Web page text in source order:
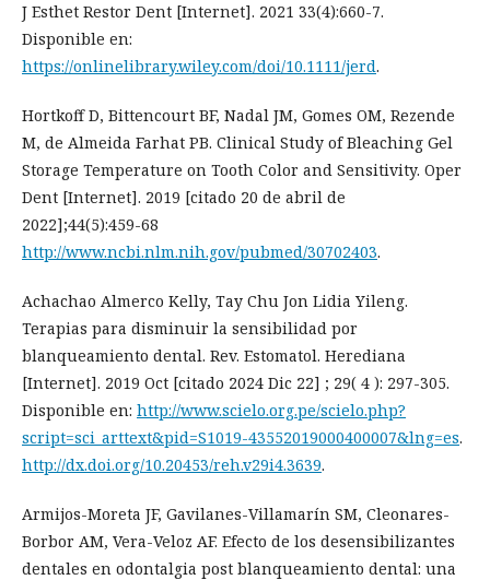
J Esthet Restor Dent [Internet]. 2021 33(4):660-7.
Disponible en:
https://onlinelibrary.wiley.com/doi/10.1111/jerd.
Hortkoff D, Bittencourt BF, Nadal JM, Gomes OM, Rezende
M, de Almeida Farhat PB. Clinical Study of Bleaching Gel
Storage Temperature on Tooth Color and Sensitivity. Oper
Dent [Internet]. 2019 [citado 20 de abril de
2022];44(5):459-68
http://www.ncbi.nlm.nih.gov/pubmed/30702403.
Achachao Almerco Kelly, Tay Chu Jon Lidia Yileng.
Terapias para disminuir la sensibilidad por
blanqueamiento dental. Rev. Estomatol. Herediana
[Internet]. 2019 Oct [citado 2024 Dic 22] ; 29( 4 ): 297-305.
Disponible en: http://www.scielo.org.pe/scielo.php?
script=sci_arttext&pid=S1019-43552019000400007&lng=es.
http://dx.doi.org/10.20453/reh.v29i4.3639.
Armijos-Moreta JF, Gavilanes-Villamarín SM, Cleonares-
Borbor AM, Vera-Veloz AF. Efecto de los desensibilizantes
dentales en odontalgia post blanqueamiento dental: una